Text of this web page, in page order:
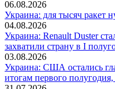
06.08.2026
Украина: для тысяч ракет
04.08.2026
Украина: Renault Duster
захватили страну в I
03.08.2026
Украина: США остались
итогам первого полугодия,